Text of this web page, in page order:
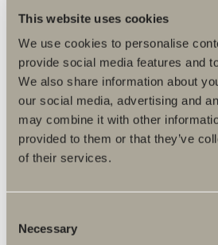
This website uses cookies
We use cookies to personalise
provide social media features and
We also share information about
our social media, advertising and
may combine it with other
provided to them or that they’ve
of their services.
Selection
Necessary